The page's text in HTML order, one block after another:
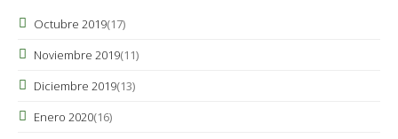
Octubre 2019(17)
Noviembre 2019(11)
Diciembre 2019(13)
Enero 2020(16)